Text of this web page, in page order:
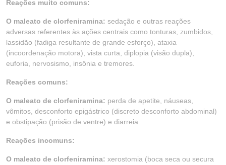
Reações muito comuns:
O maleato de clorfeniramina: sedação e outras reações
adversas referentes às ações centrais como tonturas, zumbidos,
lassidão (fadiga resultante de grande esforço), ataxia
(incoordenação motora), vista curta, diplopia (visão dupla),
euforia, nervosismo, insônia e tremores.
Reações comuns:
O maleato de clorfeniramina: perda de apetite, náuseas,
vômitos, desconforto epigástrico (discreto desconforto abdominal)
e obstipação (prisão de ventre) e diarreia.
Reações incomuns:
O maleato de clorfeniramina: xerostomia (boca seca ou secura